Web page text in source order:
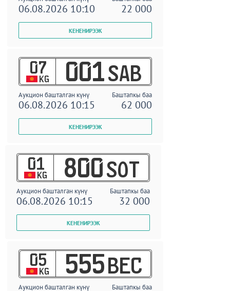
06.08.2026 10:10 22 000
07
KG 001 SAB
Аукцион башталган күнү Баштапкы баа
06.08.2026 10:15 62 000
01
KG 800 SOT
Аукцион башталган күнү Баштапкы баа
06.08.2026 10:15 32 000
05
KG 555 BEC
Аукцион башталган күнү Баштапкы баа